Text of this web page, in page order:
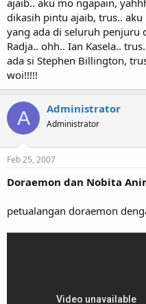
ajaib.. aku mo ngapain,
dikasih pintu ajaib, trus..
yang ada di seluruh penjuru
Radja.. ohh.. Ian Kasela..
ada si Stephen Billington,
woi!!!!!
A Administrator
Administrator
Feb 25, 2007
Doraemon dan Nobita
petualangan doraemon